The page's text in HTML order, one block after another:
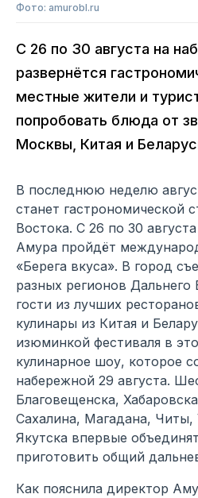
Фото: amurobl.ru
С 26 по 30 августа на
развернётся
местные жители и
попробовать блюда от
Москвы, Китая и
В последнюю неделю
станет гастрономической
Востока. С 26 по 30
Амура пройдёт
«Берега вкуса». В город
разных регионов Дальнего
гости из лучших
кулинары из Китая и
изюминкой фестиваля в
кулинарное шоу, которое
набережной 29 августа.
Благовещенска,
Сахалина, Магадана,
Якутска впервые
приготовить общий
Как пояснила директор